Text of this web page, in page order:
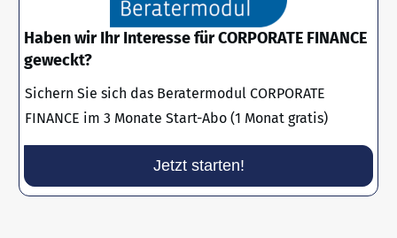
Haben wir Ihr Interesse für CORPORATE FINANCE
geweckt?
Sichern Sie sich das Beratermodul CORPORATE
FINANCE im 3 Monate Start-Abo (1 Monat gratis)
Jetzt starten!